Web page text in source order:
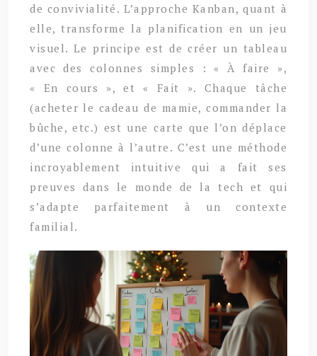
de convivialité. L’approche Kanban, quant à
elle, transforme la planification en un jeu
visuel. Le principe est de créer un tableau
avec des colonnes simples : « À faire »,
« En cours », et « Fait ». Chaque tâche
(acheter le cadeau de mamie, commander la
bûche, etc.) est une carte que l’on déplace
d’une colonne à l’autre. C’est une méthode
incroyablement intuitive qui a fait ses
preuves dans le monde de la tech et qui
s’adapte parfaitement à un contexte
familial.